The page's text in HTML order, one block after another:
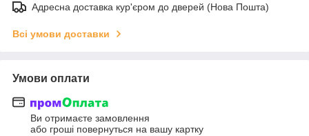
Адресна доставка кур'єром до дверей (Нова Пошта)
Всі умови доставки
Умови оплати
Ви отримаєте замовлення
або гроші повернуться на вашу картку